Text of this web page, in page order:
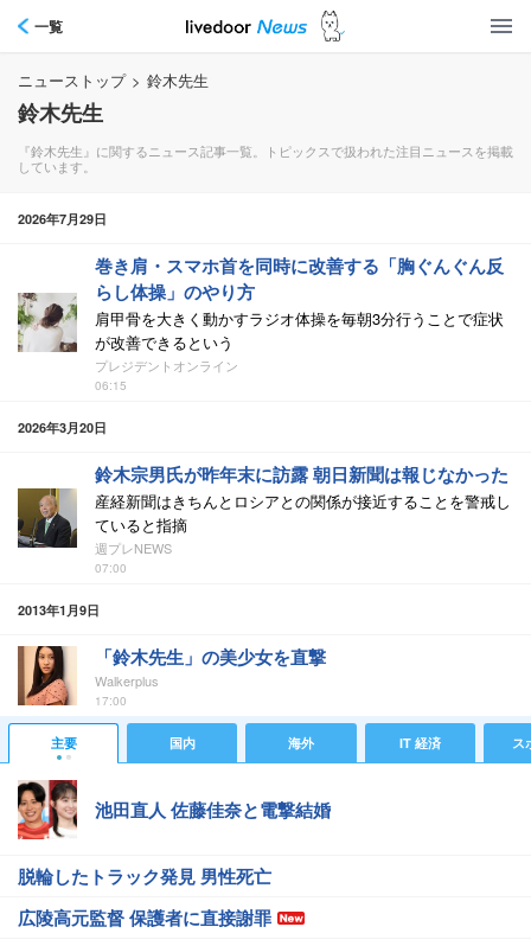
一覧
ニューストップ > 鈴木先生
鈴木先生
『鈴木先生』に関するニュース記事一覧。トピックスで扱われた注目ニュースを掲載
しています。
2026年7月29日
巻き肩・スマホ首を同時に改善する「胸ぐんぐん反
らし体操」のやり方
肩甲骨を大きく動かすラジオ体操を毎朝3分行うことで症状
が改善できるという
プレジデントオンライン
06:15
2026年3月20日
鈴木宗男氏が昨年末に訪露 朝日新聞は報じなかった
産経新聞はきちんとロシアとの関係が接近することを警戒し
ていると指摘
週プレNEWS
07:00
2013年1月9日
「鈴木先生」の美少女を直撃
Walkerplus
17:00
主要 国内 海外 IT 経済 ス
池田直人 佐藤佳奈と電撃結婚
脱輪したトラック発見 男性死亡
広陵高元監督 保護者に直接謝罪